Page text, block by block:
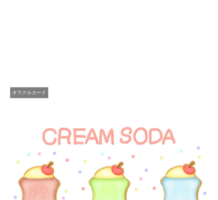
オラクルカード